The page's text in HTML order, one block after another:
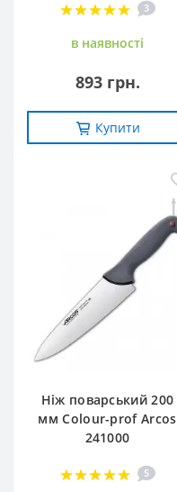
3
в наявностi
893 грн.
Купити
Ніж поварський 200
мм Сolour-prof Arcos
241000
5